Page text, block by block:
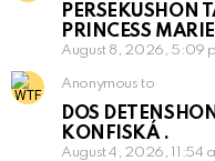
PERSEKUSHON
PRINCESS
August 8, 2026, 5:09
Anonymous to
DOS
KONFISKÁ .
August 4, 2026, 11:54